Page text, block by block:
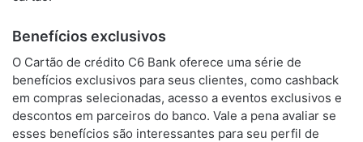
Benefícios exclusivos
O Cartão de crédito C6 Bank oferece uma série de
benefícios exclusivos para seus clientes, como cashback
em compras selecionadas, acesso a eventos exclusivos e
descontos em parceiros do banco. Vale a pena avaliar se
esses benefícios são interessantes para seu perfil de